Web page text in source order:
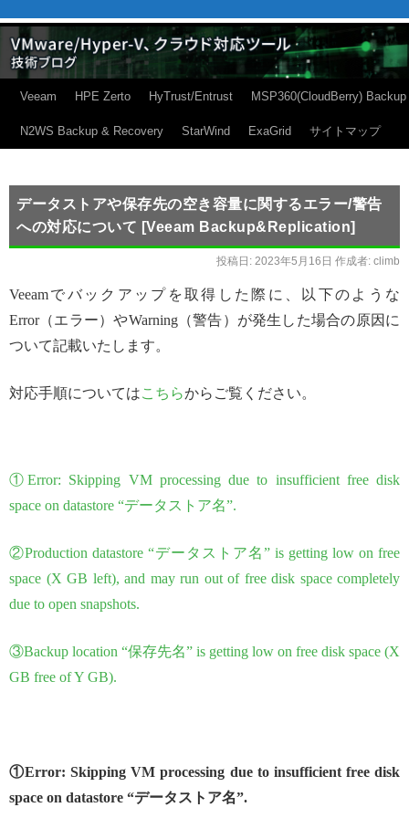
Veeam HPE Zerto HyTrust/Entrust MSP360(CloudBerry) Backup
N2WS Backup & Recovery StarWind ExaGrid サイトマップ
データストアや保存先の空き容量に関するエラー/警告
への対応について [Veeam Backup&Replication]
投稿日: 2023年5月16日 作成者: climb
Veeamでバックアップを取得した際に、以下のような
Error（エラー）やWarning（警告）が発生した場合の原因に
ついて記載いたします。
対応手順についてはこちらからご覧ください。
①Error: Skipping VM processing due to insufficient free disk
space on datastore “データストア名”.
②Production datastore “データストア名” is getting low on free
space (X GB left), and may run out of free disk space completely
due to open snapshots.
③Backup location “保存先名” is getting low on free disk space (X
GB free of Y GB).
①Error: Skipping VM processing due to insufficient free disk
space on datastore “データストア名”.